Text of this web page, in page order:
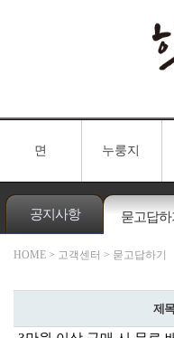
면 누룽지
공지사항 묻고답하
HOME > 고객센터 > 묻고답하기
제목